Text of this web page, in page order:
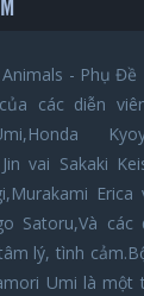
- Phụ
các diễn
vai Sakaki
Erica
Satoru,Và các
lý, tình
Umi là